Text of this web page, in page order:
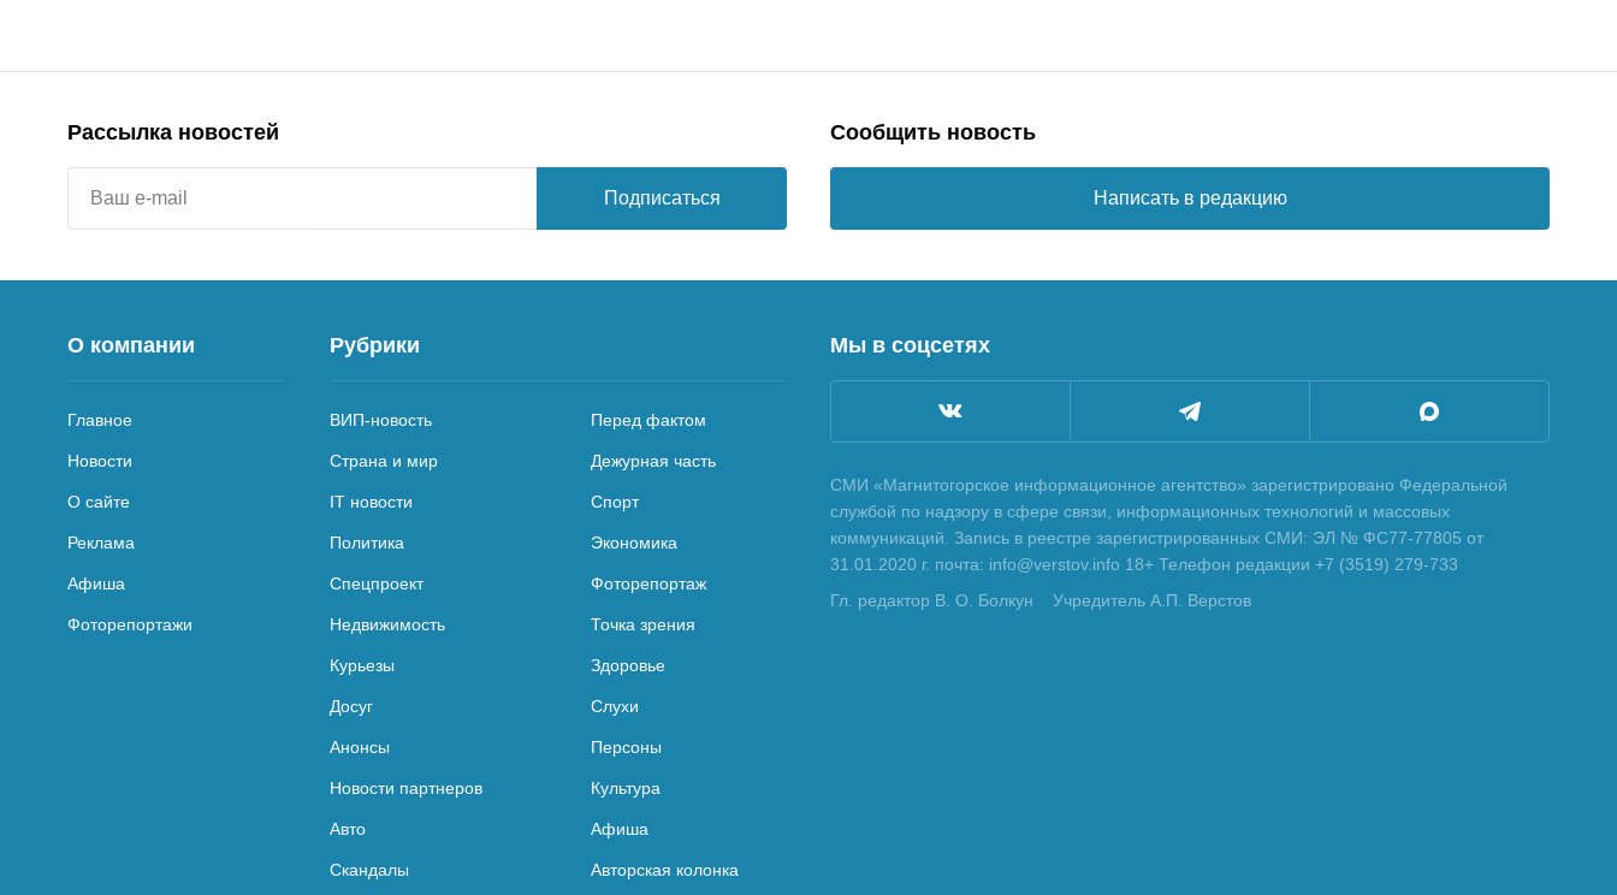
Рассылка новостей
Подписаться
Сообщить новость
Написать в редакцию
О компании
Главное
Новости
О сайте
Реклама
Афиша
Фоторепортажи
Рубрики
ВИП-новость Перед фактом
Страна и мир Дежурная часть
IT новости Спорт
Политика Экономика
Спецпроект Фоторепортаж
Недвижимость Точка зрения
Курьезы Здоровье
Досуг Слухи
Анонсы Персоны
Новости партнеров Культура
Авто Афиша
Скандалы Авторская колонка
Мы в соцсетях
СМИ «Магнитогорское информационное агентство» зарегистрировано Федеральной
службой по надзору в сфере связи, информационных технологий и массовых
коммуникаций. Запись в реестре зарегистрированных СМИ: ЭЛ № ФС77-77805 от
31.01.2020 г. почта: info@verstov.info 18+ Телефон редакции +7 (3519) 279-733
Гл. редактор В. О. Болкун
Учредитель А.П. Верстов